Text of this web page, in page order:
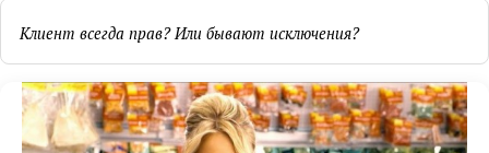
Клиент всегда прав? Или бывают исключения?